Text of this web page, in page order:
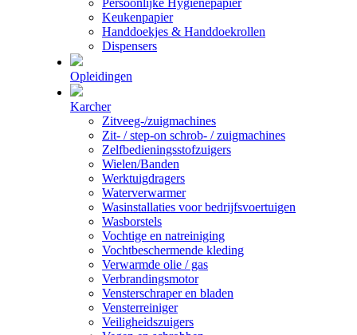
Keukenpapier
Handdoekjes & Handdoekrollen
Dispensers
Opleidingen
Karcher
Zitveeg-/zuigmachines
Zit- / step-on schrob- / zuigmachines
Zelfbedieningsstofzuigers
Wielen/Banden
Werktuigdragers
Waterverwarmer
Wasinstallaties voor bedrijfsvoertuigen
Wasborstels
Vochtige en natreiniging
Vochtbeschermende kleding
Verwarmde olie / gas
Verbrandingsmotor
Vensterschraper en bladen
Vensterreiniger
Veiligheidszuigers